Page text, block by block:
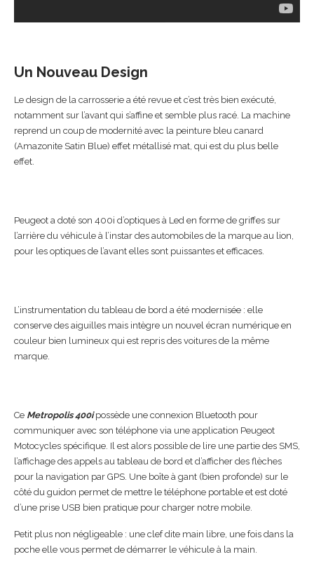
Un Nouveau Design
Le design de la carrosserie a été revue et c’est très bien exécuté,
notamment sur l’avant qui s’affine et semble plus racé. La machine
reprend un coup de modernité avec la peinture bleu canard
(Amazonite Satin Blue) effet métallisé mat, qui est du plus belle
effet.
Peugeot a doté son 400i d’optiques à Led en forme de griffes sur
l’arrière du véhicule à l’instar des automobiles de la marque au lion,
pour les optiques de l’avant elles sont puissantes et efficaces.
L’instrumentation du tableau de bord a été modernisée : elle
conserve des aiguilles mais intègre un nouvel écran numérique en
couleur bien lumineux qui est repris des voitures de la même
marque.
Ce Metropolis 400ipossède une connexion Bluetooth pour
communiquer avec son téléphone via une application Peugeot
Motocycles spécifique. Il est alors possible de lire une partie des SMS,
l’affichage des appels au tableau de bord et d’afficher des flèches
pour la navigation par GPS. Une boîte à gant (bien profonde) sur le
côté du guidon permet de mettre le téléphone portable et est doté
d’une prise USB bien pratique pour charger notre mobile.
Petit plus non négligeable : une clef dite main libre, une fois dans la
poche elle vous permet de démarrer le véhicule à la main.